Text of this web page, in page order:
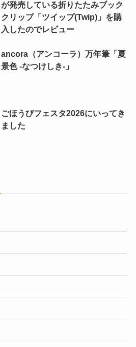
が発売している折りたたみブック
クリップ「ツイップ(Twip)」を購
入したのでレビュー
ancora（アンコーラ）万年筆「夏
景色 -なつけしき-」
ごほうびフェスタ2026にいってき
ました